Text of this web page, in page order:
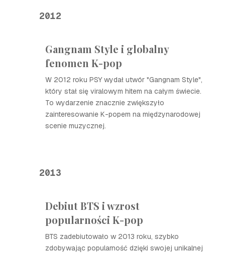
2012
Gangnam Style i globalny
fenomen K-pop
W 2012 roku PSY wydał utwór "Gangnam Style",
który stał się viralowym hitem na całym świecie.
To wydarzenie znacznie zwiększyło
zainteresowanie K-popem na międzynarodowej
scenie muzycznej.
2013
Debiut BTS i wzrost
popularności K-pop
BTS zadebiutowało w 2013 roku, szybko
zdobywając popularność dzięki swojej unikalnej